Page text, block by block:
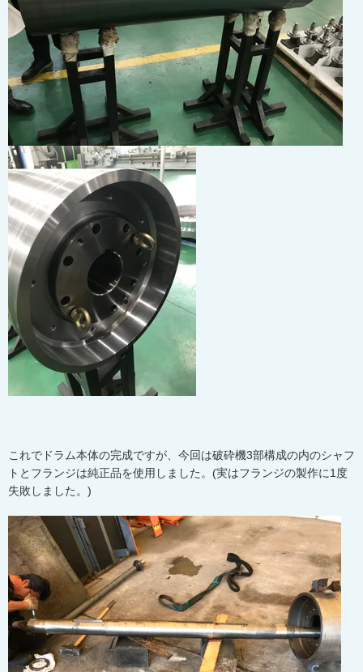
これでドラム本体の完成ですが、今回は破砕機3部構成の内のシャフ
トとフランジは純正品を使用しました。(実はフランジの製作に1度
失敗しました。)